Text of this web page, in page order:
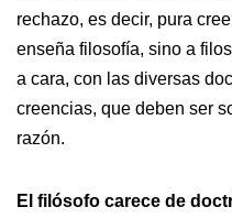
rechazo, es decir, pura
enseña filosofía, sino a
a cara, con las diversas
creencias, que deben ser
razón.
El filósofo carece de